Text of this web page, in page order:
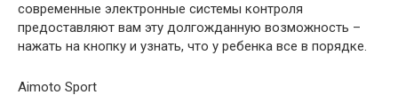
современные электронные системы контроля
предоставляют вам эту долгожданную возможность –
нажать на кнопку и узнать, что у ребенка все в порядке.
Aimoto Sport